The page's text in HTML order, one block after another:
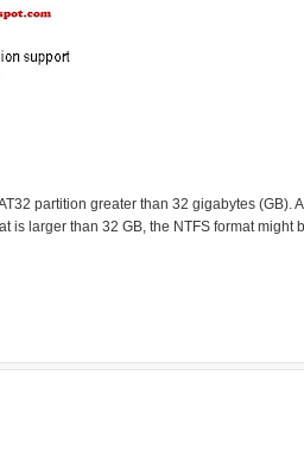
partition greater than 32 gigabytes (GB).
is larger than 32 GB, the NTFS format might